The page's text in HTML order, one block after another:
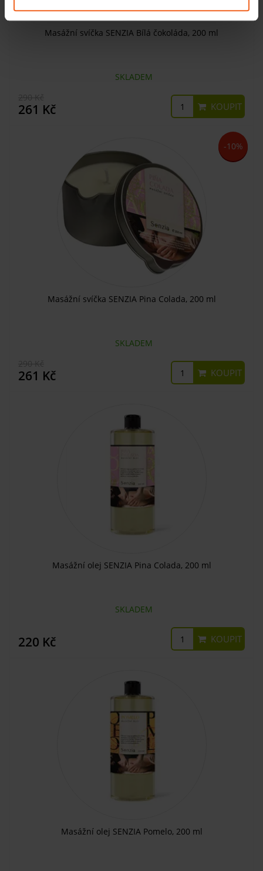
Masážní svíčka SENZIA Bílá čokoláda, 200 ml
SKLADEM
261 Kč KOUPIT
-10%
Masážní svíčka SENZIA Pina Colada, 200 ml
SKLADEM
261 Kč KOUPIT
Masážní olej SENZIA Pina Colada, 200 ml
SKLADEM
220 Kč KOUPIT
Masážní olej SENZIA Pomelo, 200 ml